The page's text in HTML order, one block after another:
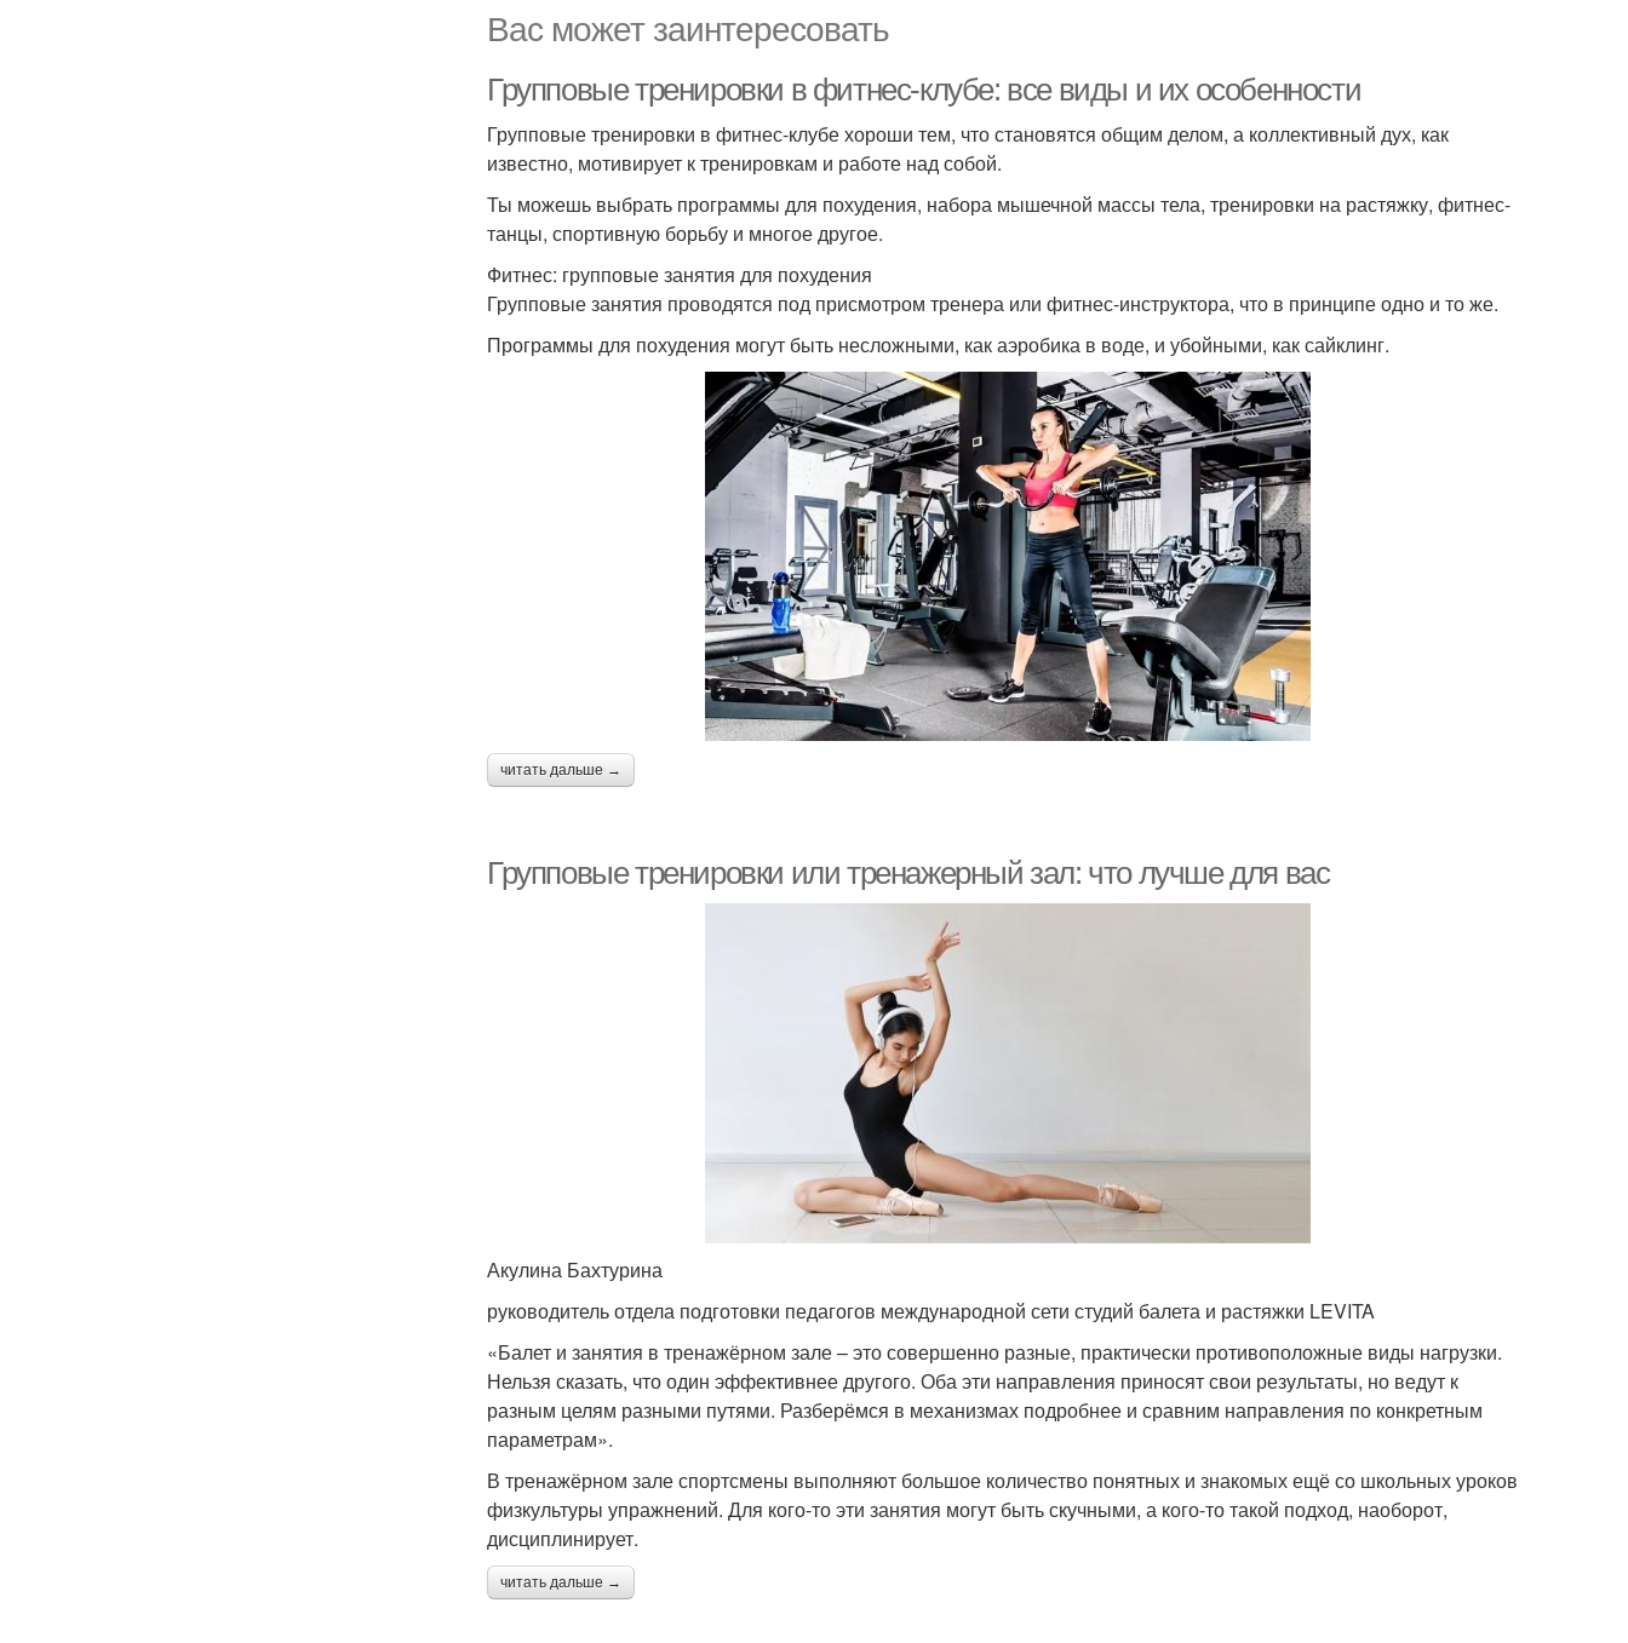
Вас может заинтересовать
Групповые тренировки в фитнес-клубе: все виды и их особенности
Групповые тренировки в фитнес-клубе хороши тем, что становятся общим делом, а коллективный дух, как
известно, мотивирует к тренировкам и работе над собой.
Ты можешь выбрать программы для похудения, набора мышечной массы тела, тренировки на растяжку, фитнес-
танцы, спортивную борьбу и многое другое.
Фитнес: групповые занятия для похудения
Групповые занятия проводятся под присмотром тренера или фитнес-инструктора, что в принципе одно и то же.
Программы для похудения могут быть несложными, как аэробика в воде, и убойными, как сайклинг.
читать дальше →
Групповые тренировки или тренажерный зал: что лучше для вас
Акулина Бахтурина
руководитель отдела подготовки педагогов международной сети студий балета и растяжки LEVITA
«Балет и занятия в тренажёрном зале – это совершенно разные, практически противоположные виды нагрузки.
Нельзя сказать, что один эффективнее другого. Оба эти направления приносят свои результаты, но ведут к
разным целям разными путями. Разберёмся в механизмах подробнее и сравним направления по конкретным
параметрам».
В тренажёрном зале спортсмены выполняют большое количество понятных и знакомых ещё со школьных уроков
физкультуры упражнений. Для кого-то эти занятия могут быть скучными, а кого-то такой подход, наоборот,
дисциплинирует.
читать дальше →